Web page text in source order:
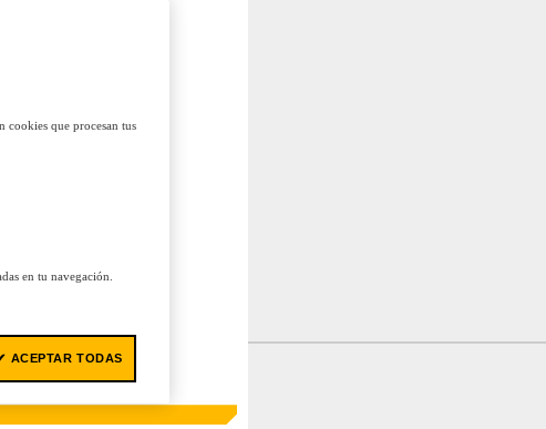
cookies que procesan tus
en tu navegación.
ACEPTAR TODAS